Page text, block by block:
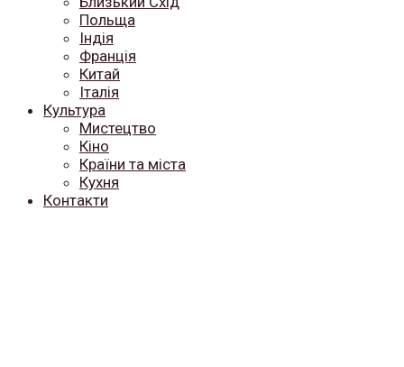
Польща
Індія
Франція
Китай
Італія
Культура
Мистецтво
Кіно
Країни та міста
Кухня
Контакти